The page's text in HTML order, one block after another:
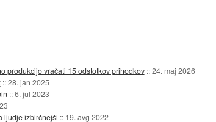
produkcijo vračati 15 odstotkov prihodkov ::24. maj 2026
::28. jan 2025
::6. jul 2023
ljudje izbirčnejši :: 19. avg 2022